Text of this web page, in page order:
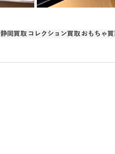
静岡買取 コレクション買取 おもちゃ